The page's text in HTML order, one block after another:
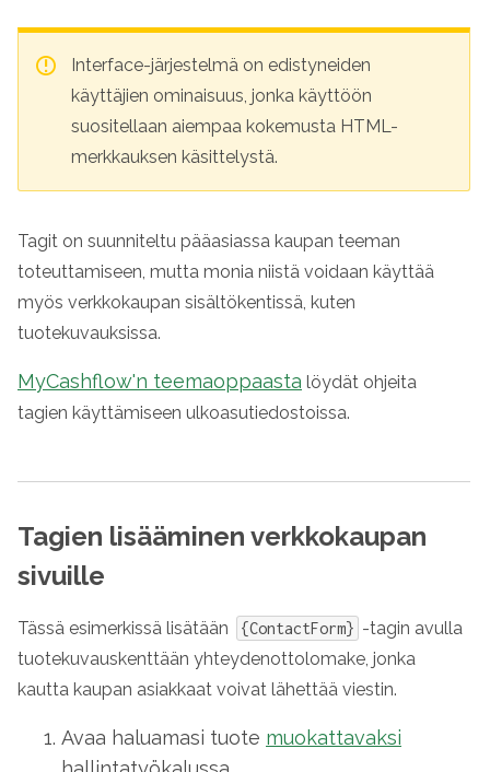
Interface-järjestelmä on edistyneiden
käyttäjien ominaisuus, jonka käyttöön
suositellaan aiempaa kokemusta HTML-
merkkauksen käsittelystä.
Tagit on suunniteltu pääasiassa kaupan teeman
toteuttamiseen, mutta monia niistä voidaan käyttää
myös verkkokaupan sisältökentissä, kuten
tuotekuvauksissa.
MyCashflow'n teemaoppaasta löydät ohjeita
tagien käyttämiseen ulkoasutiedostoissa.
Tagien lisääminen verkkokaupan
sivuille
Tässä esimerkissä lisätään {ContactForm} -tagin avulla
tuotekuvauskenttään yhteydenottolomake, jonka
kautta kaupan asiakkaat voivat lähettää viestin.
Avaa haluamasi tuote muokattavaksi